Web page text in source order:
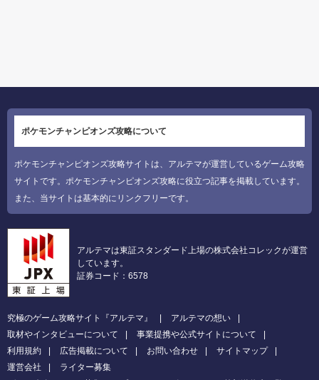
ポケモンチャンピオンズ攻略について
ポケモンチャンピオンズ攻略サイトは、アルテマが運営しているゲーム攻略
サイトです。ポケモンチャンピオンズ攻略に役立つ記事を掲載しています。
また、当サイトは基本的にリンクフリーです。
アルテマは東証スタンダード上場の株式会社コレックが運営
しています。
証券コード：6578
究極のゲーム攻略サイト『アルテマ』
アルテマの想い
取材やインタビューについて
事業提携や公式サイトについて
利用規約
広告掲載について お問い合わせ
サイトマップ
運営会社
ライター募集